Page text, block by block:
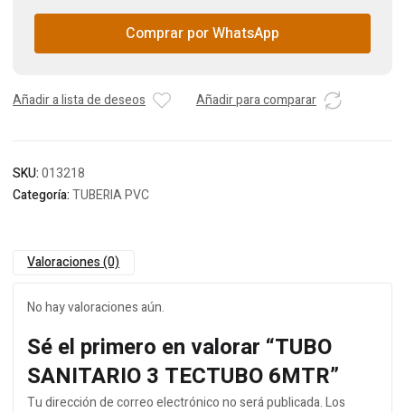
Comprar por WhatsApp
Añadir a lista de deseos Añadir para comparar
SKU:013218
Categoría:TUBERIA PVC
Valoraciones (0)
No hay valoraciones aún.
Sé el primero en valorar “TUBO
SANITARIO 3 TECTUBO 6MTR”
Tu dirección de correo electrónico no será publicada.Los